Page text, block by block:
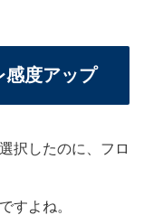
感度アップ
択したのに、フロ
すよね。